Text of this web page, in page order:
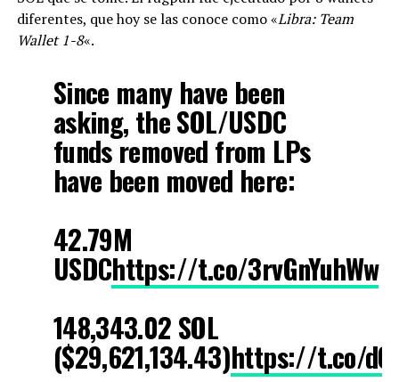
diferentes, que hoy se las conoce como «Libra: Team
Wallet 1-8«.
Since many have been
asking, the SOL/USDC
funds removed from LPs
have been moved here:
42.79M
USDChttps://t.co/3rvGnYuhWw
148,343.02 SOL
($29,621,134.43)https://t.co/